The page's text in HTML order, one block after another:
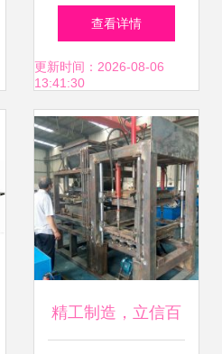
设计 精准与美学的
工业化融合
查看详情
更新时间：2026-08-06
13:41:30
精工制造，立信百